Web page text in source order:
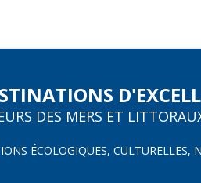
DES MERS ET
ÉCOLOGIQUES, CULTURELLES,